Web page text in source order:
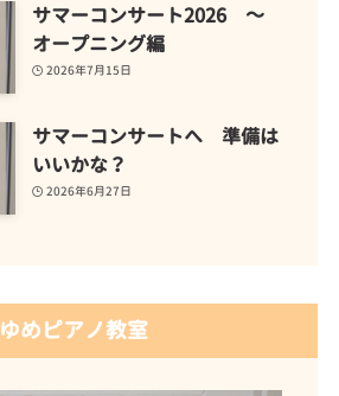
サマーコンサート2026 ～
オープニング編
2026年7月15日
サマーコンサートへ 準備は
いいかな？
2026年6月27日
ゆめピアノ教室